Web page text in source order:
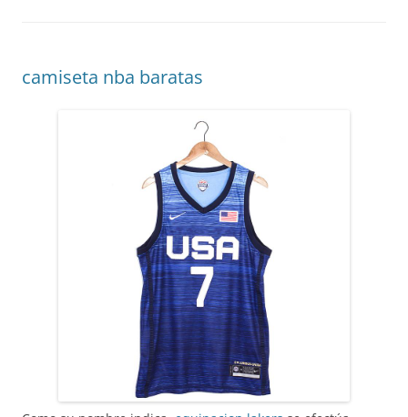
camiseta nba baratas